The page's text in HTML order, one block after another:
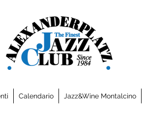
Calendario Jazz&Wine Montalcino